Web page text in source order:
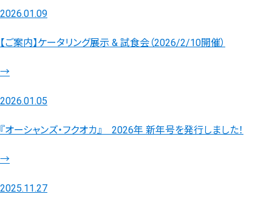
2026.01.09
【ご案内】ケータリング展示 & 試食会（2026/2/10開催）
→
2026.01.05
『オーシャンズ・フクオカ』 2026年 新年号を発行しました！
→
2025.11.27